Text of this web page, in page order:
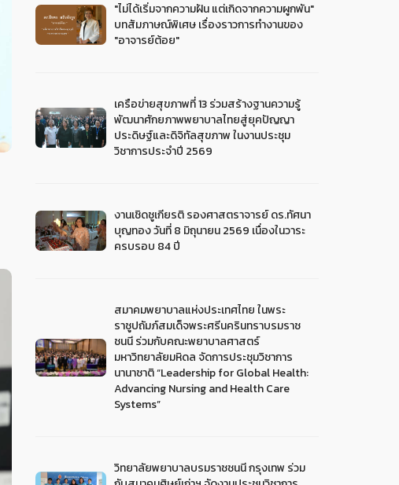
"ไม่ได้เริ่มจากความฝัน แต่เกิดจากความผูกพัน"
บทสัมภาษณ์พิเศษ เรื่องราวการทำงานของ
"อาจารย์ต้อย"
เครือข่ายสุขภาพที่ 13 ร่วมสร้างฐานความรู้
พัฒนาศักยภาพพยาบาลไทยสู่ยุคปัญญา
ประดิษฐ์และดิจิทัลสุขภาพ ในงานประชุม
วิชาการประจำปี 2569
งานเชิดชูเกียรติ รองศาสตราจารย์ ดร.ทัศนา
บุญทอง วันที่ 8 มิถุนายน 2569 เนื่องในวาระ
ครบรอบ 84 ปี
สมาคมพยาบาลแห่งประเทศไทย ในพระ
ราชูปถัมภ์สมเด็จพระศรีนครินทราบรมราช
ชนนี ร่วมกับคณะพยาบาลศาสตร์
มหาวิทยาลัยมหิดล จัดการประชุมวิชาการ
นานาชาติ “Leadership for Global Health:
Advancing Nursing and Health Care
Systems”
วิทยาลัยพยาบาลบรมราชชนนี กรุงเทพ ร่วม